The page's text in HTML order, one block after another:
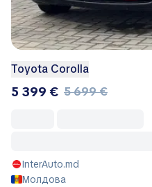
Toyota Corolla
5 399 € 5 699 €
InterAuto.md
Молдова